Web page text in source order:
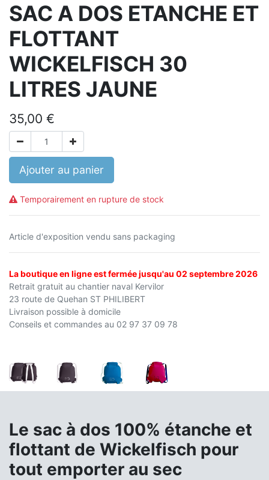
SAC A DOS ETANCHE ET
FLOTTANT
WICKELFISCH 30
LITRES JAUNE
35,00 €
Ajouter au panier
Temporairement en rupture de stock
Article d'exposition vendu sans packaging
La boutique en ligne est fermée jusqu'au 02 septembre 2026
Retrait gratuit au chantier naval Kervilor
23 route de Quehan ST PHILIBERT
Livraison possible à domicile
Conseils et commandes au 02 97 37 09 78
Le sac à dos 100% étanche et
flottant de Wickelfisch pour
tout emporter au sec